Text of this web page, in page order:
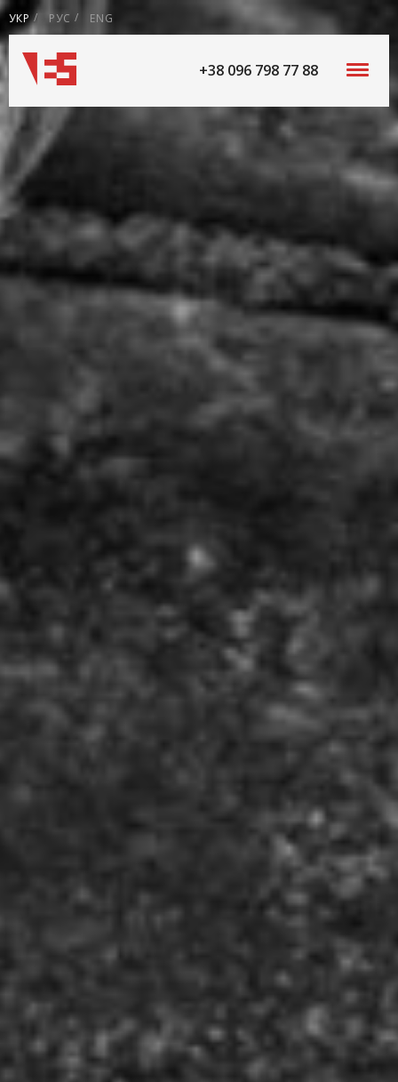
УКР РУС ENG
+38 096 798 77 88